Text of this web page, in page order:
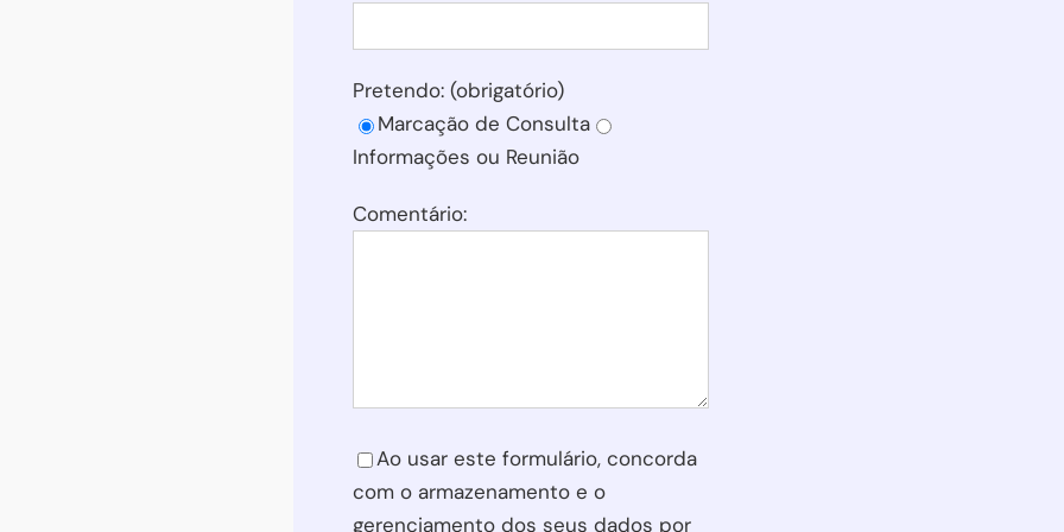
Pretendo: (obrigatório)
Marcação de Consulta
Informações ou Reunião
Comentário:
Ao usar este formulário, concorda
com o armazenamento e o
gerenciamento dos seus dados por